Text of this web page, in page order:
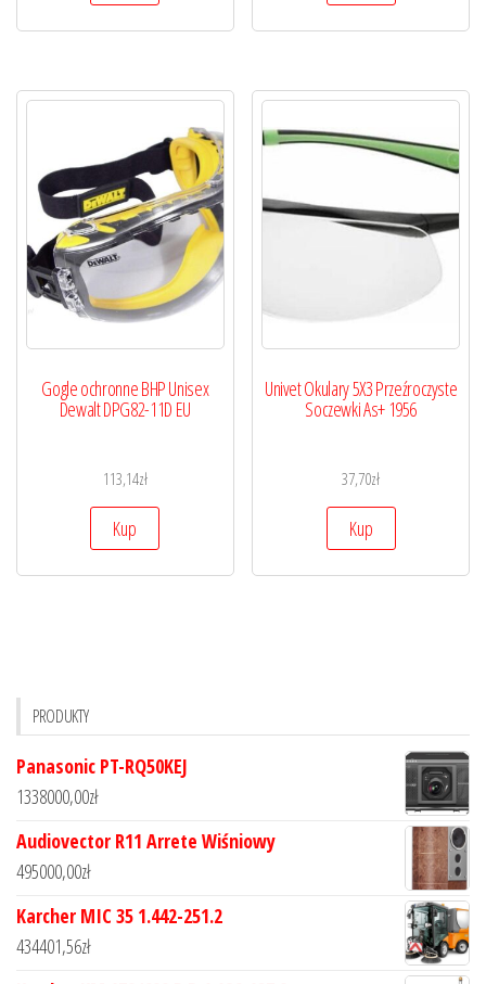
Gogle ochronne BHP Unisex
Dewalt DPG82-11D EU
113,14zł
Kup
Univet Okulary 5X3 Przeźroczyste
Soczewki As+ 1956
37,70zł
Kup
PRODUKTY
Panasonic PT-RQ50KEJ
1338000,00zł
Audiovector R11 Arrete Wiśniowy
495000,00zł
Karcher MIC 35 1.442-251.2
434401,56zł